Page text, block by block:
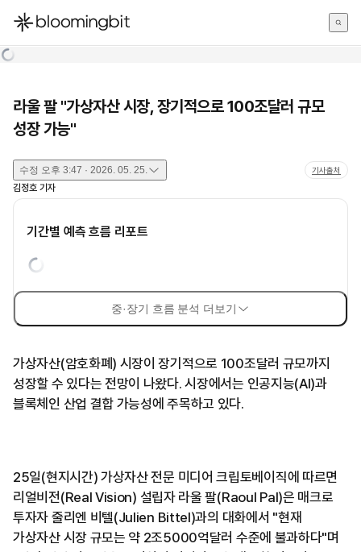
한국어
라울 팔 "가상자산 시장, 장기적으로 100조달러 규모
성장 가능"
수정 오후 3:47 · 2026. 05. 25. 기사출처
김정호 기자
기간별 예측 흐름 리포트
중·장기 흐름 분석 더보기
가상자산(암호화폐) 시장이 장기적으로 100조달러 규모까지
성장할 수 있다는 전망이 나왔다. 시장에서는 인공지능(AI)과
블록체인 산업 결합 가능성에 주목하고 있다.
25일(현지시간) 가상자산 전문 미디어 크립토베이직에 따르면
리얼비전(Real Vision) 설립자 라울 팔(Raoul Pal)은 매크로
투자자 줄리엔 비텔(Julien Bittel)과의 대화에서 "현재
가상자산 시장 규모는 약 2조5000억달러 수준에 불과하다"며